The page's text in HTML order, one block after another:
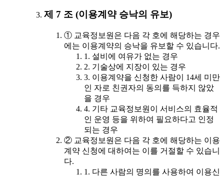
제 7 조 (이용계약 승낙의 유보)
① 교육정보원은 다음 각 호에 해당하는 경우
에는 이용계약의 승낙을 유보할 수 있습니다.
1. 설비에 여유가 없는 경우
2. 기술상에 지장이 있는 경우
3. 이용계약을 신청한 사람이 14세 미만
인 자로 친권자의 동의를 득하지 않았
을 경우
4. 기타 교육정보원이 서비스의 효율적
인 운영 등을 위하여 필요하다고 인정
되는 경우
② 교육정보원은 다음 각 호에 해당하는 이용
계약 신청에 대하여는 이를 거절할 수 있습니
다.
1. 다른 사람의 명의를 사용하여 이용신